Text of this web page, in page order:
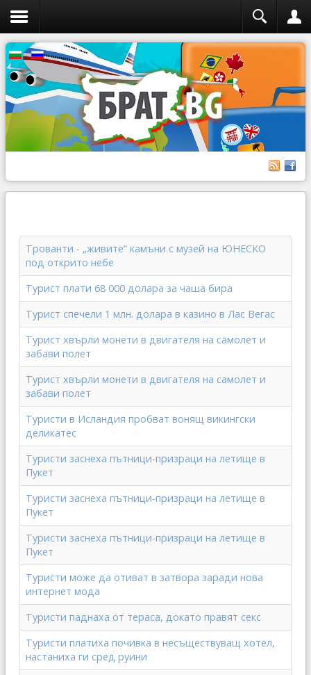
Трованти - „живите“ камъни с музей на ЮНЕСКО
под открито небе
Турист плати 68 000 долара за чаша бира
Турист спечели 1 млн. долара в казино в Лас Вегас
Турист хвърли монети в двигателя на самолет и
забави полет
Турист хвърли монети в двигателя на самолет и
забави полет
Туристи в Исландия пробват вонящ викингски
деликатес
Туристи заснеха пътници-призраци на летище в
Пукет
Туристи заснеха пътници-призраци на летище в
Пукет
Туристи заснеха пътници-призраци на летище в
Пукет
Туристи може да отиват в затвора заради нова
интернет мода
Туристи паднаха от тераса, докато правят секс
Туристи платиха почивка в несъществуващ хотел,
настаниха ги сред руини